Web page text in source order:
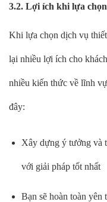
3.2. Lợi ích khi lựa
Khi lựa chọn dịch vụ
lại nhiều lợi ích cho
nhiều kiến thức về lĩnh
đây:
Xây dựng ý tưởng và
với giải pháp tốt nhất
Bạn sẽ hoàn toàn